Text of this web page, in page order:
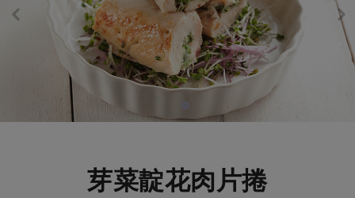
辛香料類
奶蛋豆・五穀
乳製品
米麵雜糧
水產
麵食
預購活動
把最好的台灣味帶回家！
防災用品預購圓滿結束
2026年端午節預購圓滿結束
更多預購活動
觀點文章
一籃菜真心話
社內大小事 合作聯合國
親子食育
關於合作社
認識合作社
關於我們
重要公告
芽菜靛花肉片捲